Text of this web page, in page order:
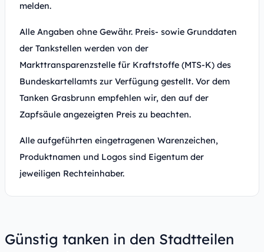
melden.
Alle Angaben ohne Gewähr. Preis- sowie Grunddaten
der Tankstellen werden von der
Markttransparenzstelle für Kraftstoffe (MTS-K) des
Bundeskartellamts zur Verfügung gestellt. Vor dem
Tanken Grasbrunn empfehlen wir, den auf der
Zapfsäule angezeigten Preis zu beachten.
Alle aufgeführten eingetragenen Warenzeichen,
Produktnamen und Logos sind Eigentum der
jeweiligen Rechteinhaber.
Günstig tanken in den Stadtteilen